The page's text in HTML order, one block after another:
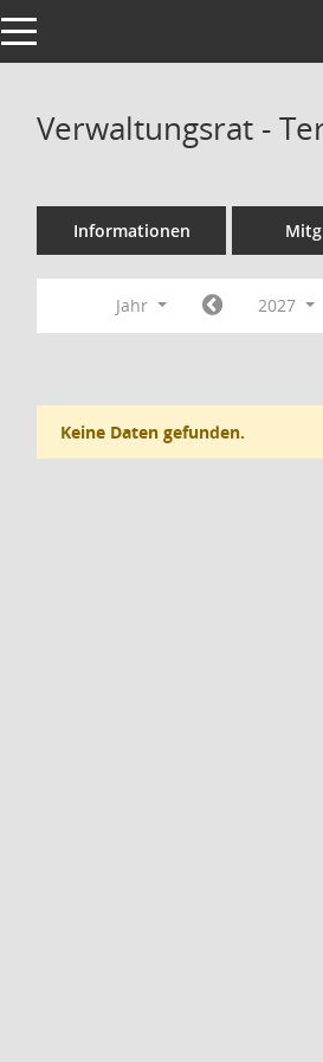
Toggle navigation
Verwaltungsrat -
Informationen
Jahr 2027
Keine Daten gefunden.